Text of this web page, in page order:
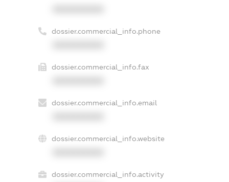
dossier.commercial_info.phone
dossier.commercial_info.fax
dossier.commercial_info.email
dossier.commercial_info.website
dossier.commercial_info.activity